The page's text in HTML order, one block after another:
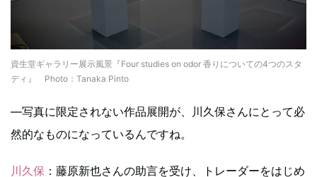
資生堂ギャラリー展示風景『Four studies on odor 香りについての4つのスタ
ディ』 Photo：Tanaka Pinto
―写真に限定されない作品展開が、川久保さんにとって必
然的なものになっているんですね。
川久保 ：藤原新也さんの助言を受け、トレーダーをはじめ